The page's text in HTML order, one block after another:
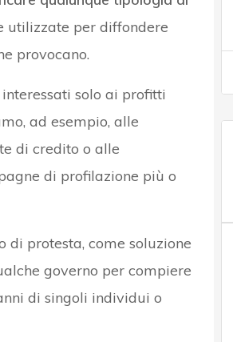
utilizzate per diffondere
provocano.
solo ai profitti
ad esempio, alle
di credito o alle
di profilazione più o
protesta, come soluzione
governo per compiere
di singoli individui o